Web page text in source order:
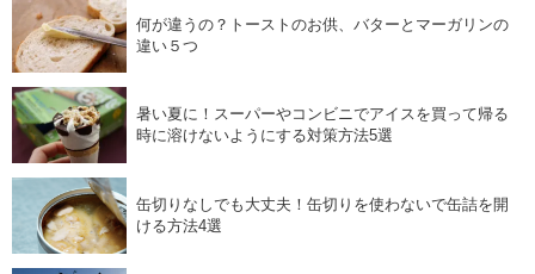
何が違うの？トーストのお供、バターとマーガリンの
違い５つ
暑い夏に！スーパーやコンビニでアイスを買って帰る
時に溶けないようにする対策方法5選
缶切りなしでも大丈夫！缶切りを使わないで缶詰を開
ける方法4選